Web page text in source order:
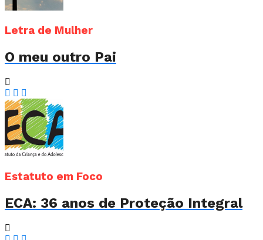
Letra de Mulher
O meu outro Pai
Estatuto em Foco
ECA: 36 anos de Proteção Integral